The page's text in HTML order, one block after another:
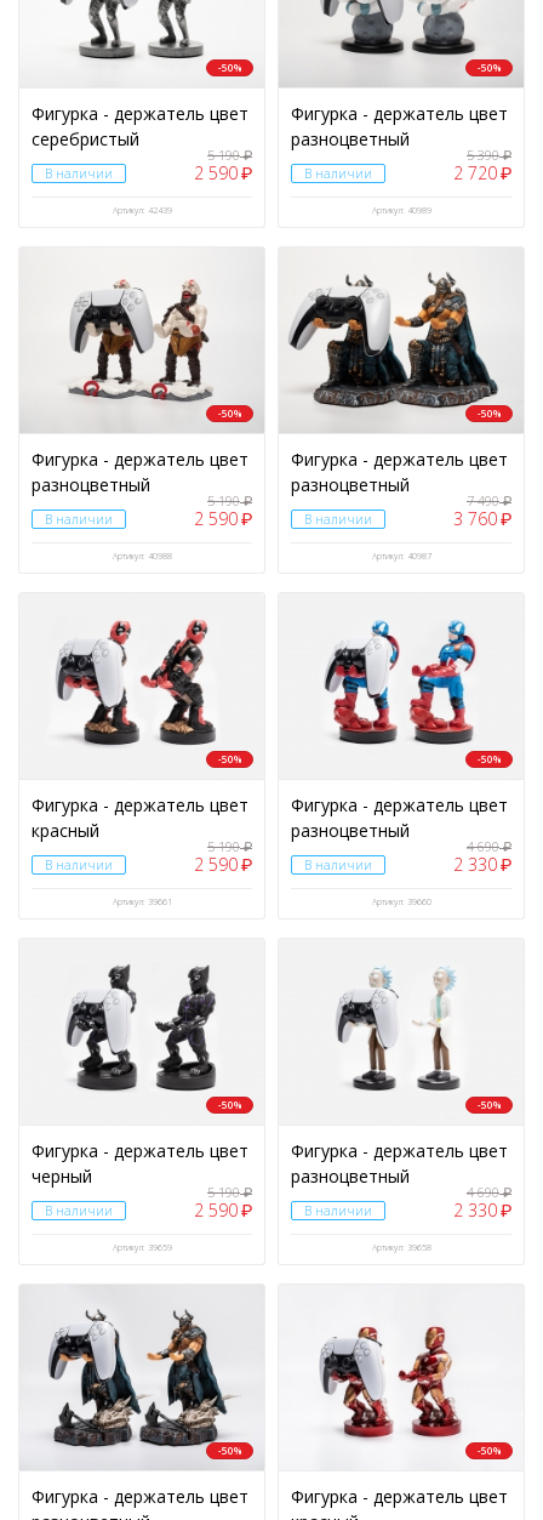
-50%
Фигурка - держатель цвет
серебристый
В наличии
5 190₽
2 590₽
Артикул: 42439
-50%
Фигурка - держатель цвет
разноцветный
В наличии
5 390₽
2 720₽
Артикул: 40989
-50%
Фигурка - держатель цвет
разноцветный
В наличии
5 190₽
2 590₽
Артикул: 40988
-50%
Фигурка - держатель цвет
разноцветный
В наличии
7 490₽
3 760₽
Артикул: 40987
-50%
Фигурка - держатель цвет
красный
В наличии
5 190₽
2 590₽
Артикул: 39661
-50%
Фигурка - держатель цвет
разноцветный
В наличии
4 690₽
2 330₽
Артикул: 39660
-50%
Фигурка - держатель цвет
черный
В наличии
5 190₽
2 590₽
Артикул: 39659
-50%
Фигурка - держатель цвет
разноцветный
В наличии
4 690₽
2 330₽
Артикул: 39658
-50%
Фигурка - держатель цвет
-50%
Фигурка - держатель цвет